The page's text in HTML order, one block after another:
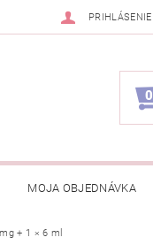
PRIHLÁSENIE
0
MOJA OBJEDNÁVKA
+ 1 × 6 ml